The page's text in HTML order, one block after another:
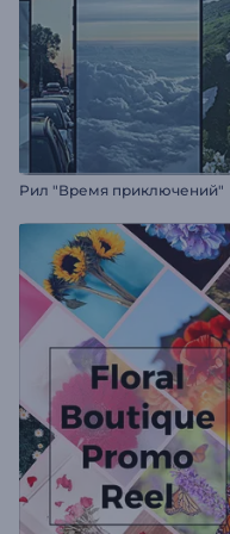
Рил "Время приключений"